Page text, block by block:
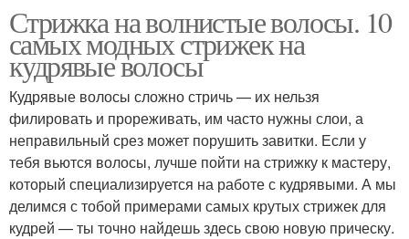
Стрижка на волнистые волосы. 10
самых модных стрижек на
кудрявые волосы
Кудрявые волосы сложно стричь — их нельзя
филировать и прореживать, им часто нужны слои, а
неправильный срез может порушить завитки. Если у
тебя вьются волосы, лучше пойти на стрижку к мастеру,
который специализируется на работе с кудрявыми. А мы
делимся с тобой примерами самых крутых стрижек для
кудрей — ты точно найдешь здесь свою новую прическу.